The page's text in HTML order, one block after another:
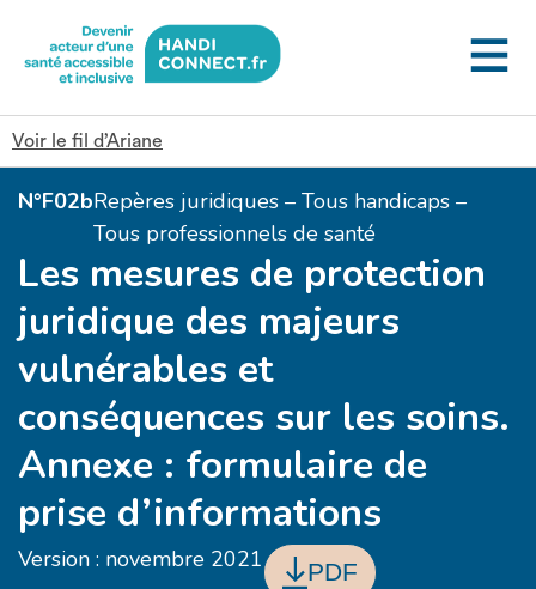
Voir le fil d’Ariane
N°F02bRepères juridiques – Tous handicaps –
Tous professionnels de santé
Les mesures de protection
juridique des majeurs
vulnérables et
conséquences sur les soins.
Annexe : formulaire de
prise d’informations
Version : novembre 2021 PDF